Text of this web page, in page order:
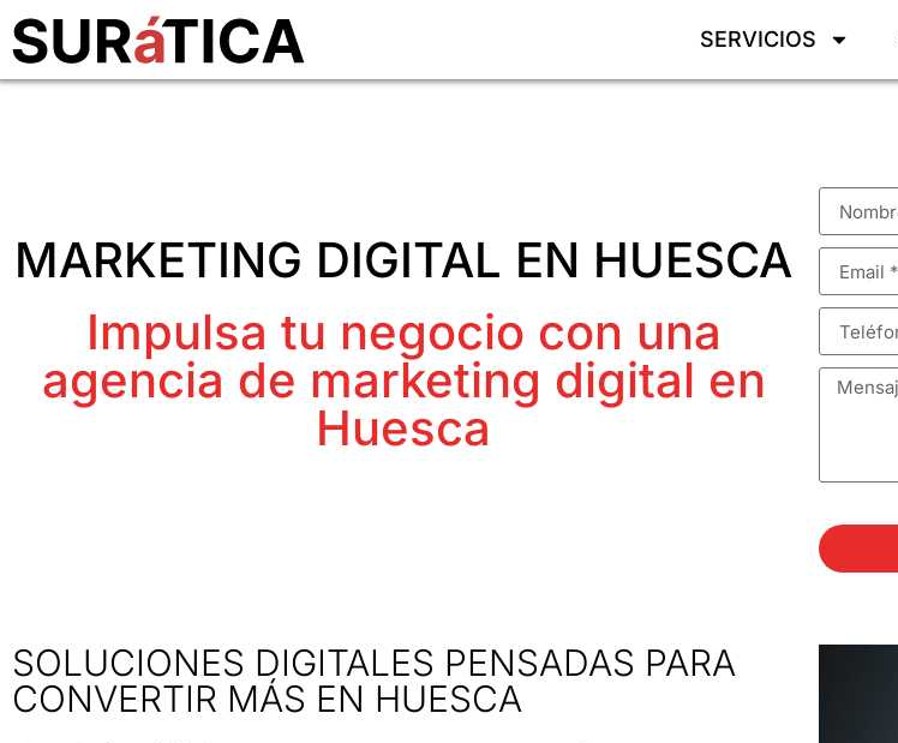
SERVICIOS
MARKETING DIGITAL EN HUESCA
Impulsa tu negocio con una
agencia de marketing digital en
Huesca
SOLUCIONES DIGITALES PENSADAS PARA
CONVERTIR MÁS EN HUESCA